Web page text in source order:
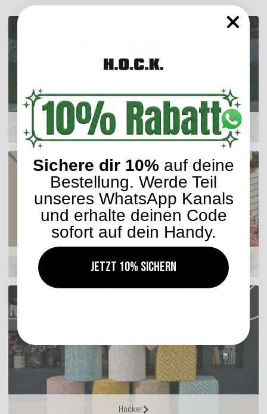
Outdoor Kissen
Sitzkissen
Hocker
Sichere dir 10% auf deine
Bestellung. Werde Teil
unseres WhatsApp Kanals
und erhalte deinen Code
sofort auf dein Handy.
Jetzt 10% sichern